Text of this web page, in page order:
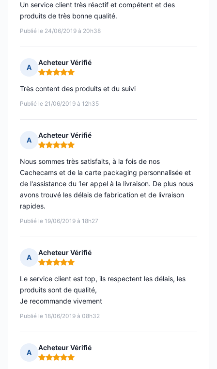
Publié le 24/06/2019 à 20h38
Un service client très réactif et compétent et des
produits de très bonne qualité.
A
Acheteur Vérifié
Note : 5 sur 5
Publié le 21/06/2019 à 12h35
Très content des produits et du suivi
A
Acheteur Vérifié
Note : 5 sur 5
Publié le 19/06/2019 à 18h27
Nous sommes très satisfaits, à la fois de nos
Cachecams et de la carte packaging personnalisée et
de l'assistance du 1er appel à la livraison. De plus nous
avons trouvé les délais de fabrication et de livraison
rapides.
A
Acheteur Vérifié
Note : 5 sur 5
Publié le 18/06/2019 à 08h32
Le service client est top, ils respectent les délais, les
produits sont de qualité,
Je recommande vivement
A
Acheteur Vérifié
Note : 5 sur 5